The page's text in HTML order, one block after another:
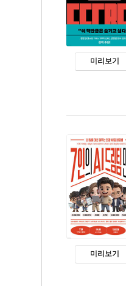
미리보기
미리보기